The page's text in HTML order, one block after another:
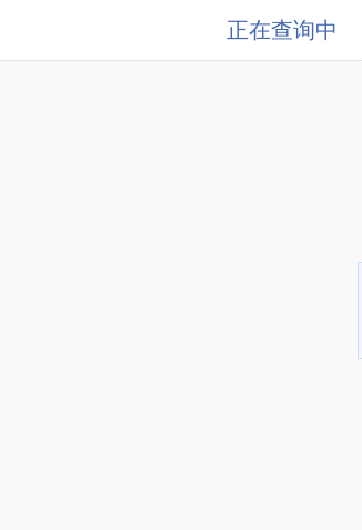
正在查询中